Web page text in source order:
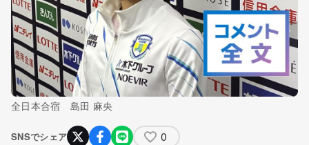
全日本合宿 島田 麻央
SNSでシェア 0